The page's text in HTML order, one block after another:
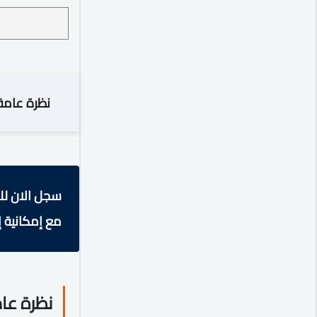
نظرة
سجل الان
مع إمكانية
نظرة